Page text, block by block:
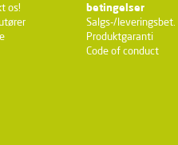
os!
betingelser
Salgs-/leveringsbet.
Produktgaranti
Code of conduct